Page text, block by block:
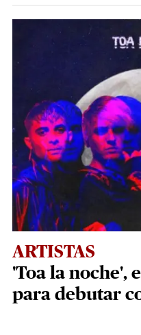
ARTISTAS
'Toa la noche',
para debutar